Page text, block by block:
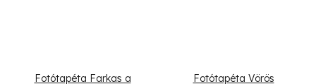
Fotótapéta Farkas a
Fotótapéta Vörös